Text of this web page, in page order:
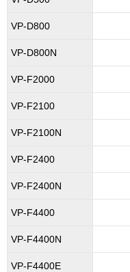
VP-D800
VP-D800N
VP-F2000
VP-F2100
VP-F2100N
VP-F2400
VP-F2400N
VP-F4400
VP-F4400N
VP-F4400E